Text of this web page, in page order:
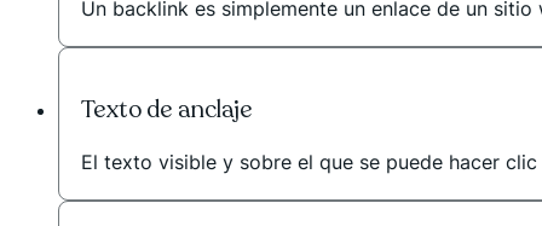
Un backlink es simplemente un enlace de un
Texto de anclaje
El texto visible y sobre el que se puede hacer clic